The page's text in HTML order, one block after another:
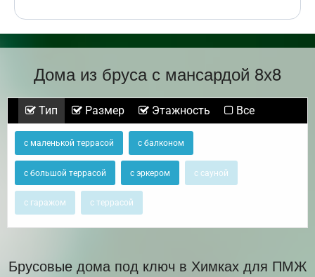
Дома из бруса с мансардой 8х8
Тип Размер Этажность Все
с маленькой террасой с балконом
с большой террасой с эркером с сауной
с гаражом с террасой
Брусовые дома под ключ в Химках для ПМЖ